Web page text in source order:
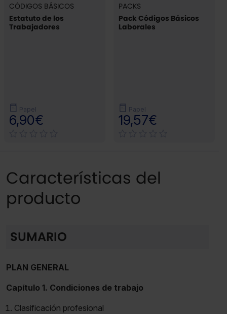
CÓDIGOS BÁSICOS
Estatuto de los
Trabajadores
Papel
6,90€
PACKS
Pack Códigos Básicos
Laborales
Papel
19,57€
Características del
producto
SUMARIO
PLAN GENERAL
Capítulo 1. Condiciones de trabajo
Clasificación profesional